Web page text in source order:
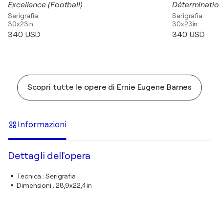
Excellence (Football)
Serigrafia
30x23in
340 USD
Serigrafia
30x23in
340 USD
Scopri tutte le opere di Ernie Eugene Barnes
Informazioni
Dettagli dell'opera
Tecnica :Serigrafia
Dimensioni : 28,9x22,4in